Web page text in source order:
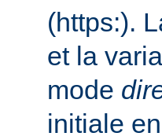
(https:).
et la
mode
initiale